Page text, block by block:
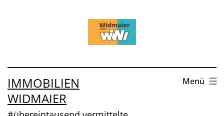
IMMOBILIEN
WIDMAIER
Menü